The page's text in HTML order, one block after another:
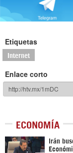
Etiquetas
Internet
Enlace corto
ECONOMÍA
Irán